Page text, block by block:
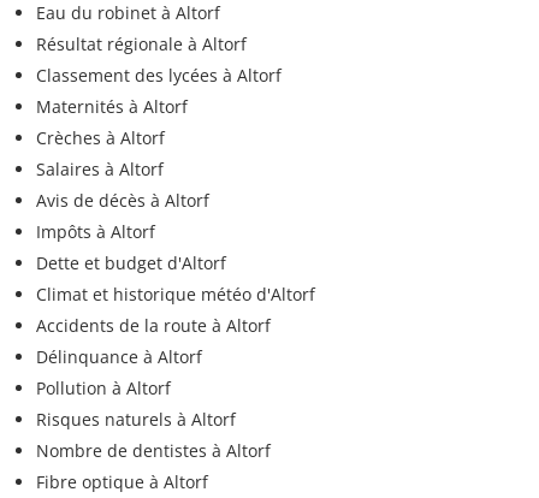
Eau du robinet à Altorf
Résultat régionale à Altorf
Classement des lycées à Altorf
Maternités à Altorf
Crèches à Altorf
Salaires à Altorf
Avis de décès à Altorf
Impôts à Altorf
Dette et budget d'Altorf
Climat et historique météo d'Altorf
Accidents de la route à Altorf
Délinquance à Altorf
Pollution à Altorf
Risques naturels à Altorf
Nombre de dentistes à Altorf
Fibre optique à Altorf